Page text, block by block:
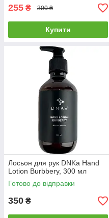
255 ₴ 300 ₴
Купити
Лосьон для рук DNKa Hand
Lotion Burbbery, 300 мл
Готово до відправки
350 ₴